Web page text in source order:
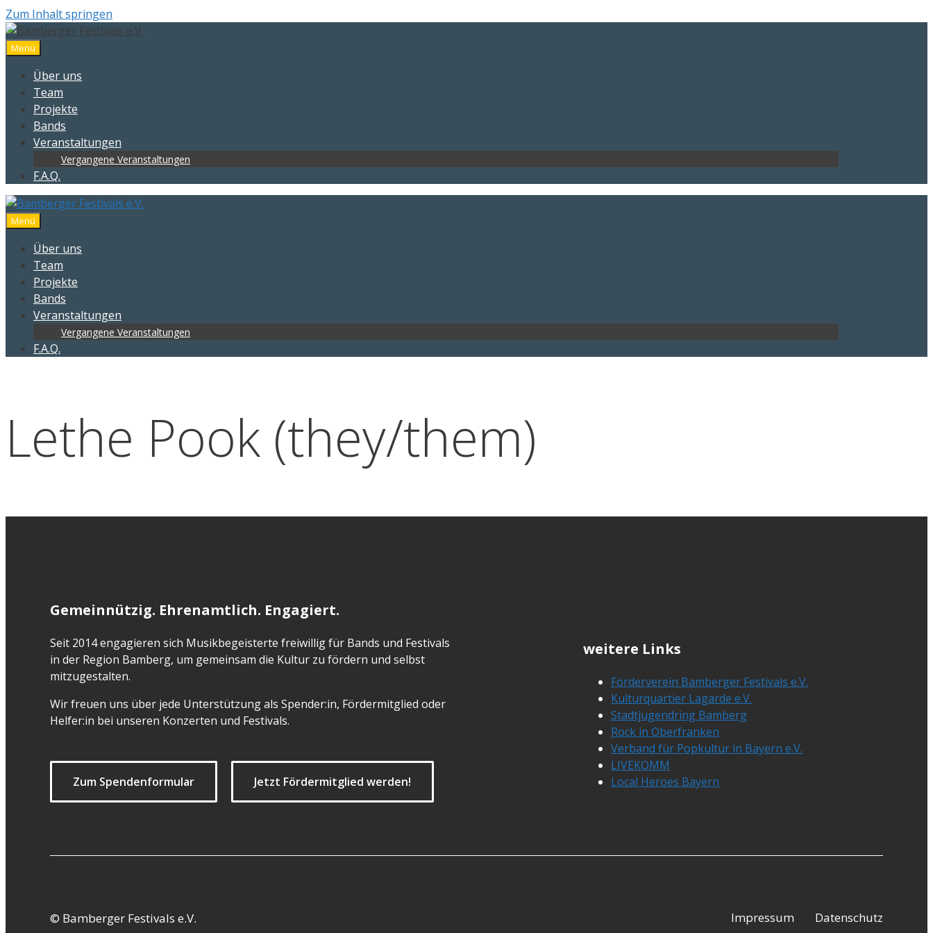
Zum Inhalt springen
Menü
Über uns
Team
Projekte
Bands
Veranstaltungen
Vergangene Veranstaltungen
F.A.Q.
Menü
Über uns
Team
Projekte
Bands
Veranstaltungen
Vergangene Veranstaltungen
F.A.Q.
Lethe Pook (they/them)
Gemeinnützig. Ehrenamtlich. Engagiert.
Seit 2014 engagieren sich Musikbegeisterte freiwillig für Bands und Festivals
in der Region Bamberg, um gemeinsam die Kultur zu fördern und selbst
mitzugestalten.
Wir freuen uns über jede Unterstützung als Spender:in, Fördermitglied oder
Helfer:in bei unseren Konzerten und Festivals.
Zum Spendenformular Jetzt Fördermitglied werden!
weitere Links
Förderverein Bamberger Festivals e.V.
Kulturquartier Lagarde e.V.
Stadtjugendring Bamberg
Rock in Oberfranken
Verband für Popkultur in Bayern e.V.
LIVEKOMM
Local Heroes Bayern
© Bamberger Festivals e.V. Impressum Datenschutz